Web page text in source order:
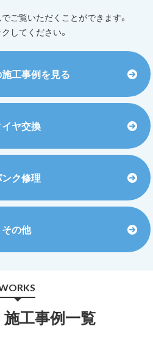
ご覧いただくことができます。
してください。
工事例を見る
イヤ交換
ク修理
その他
工事例一覧